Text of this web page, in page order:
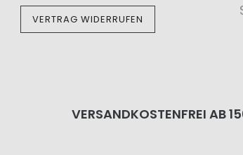
VERTRAG WIDERRUFEN
VERSANDKOSTENFREI AB